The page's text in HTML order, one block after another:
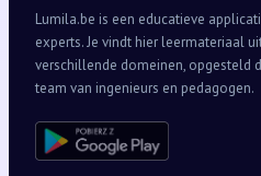
Lumila.be is een educatieve
experts. Je vindt hier leermateriaal
verschillende domeinen, opgesteld
team van ingenieurs en pedagogen.